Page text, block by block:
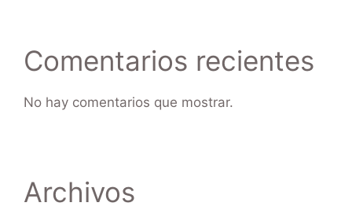
Comentarios recientes
No hay comentarios que mostrar.
Archivos